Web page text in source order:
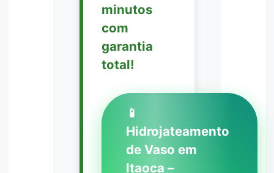
minutos
com
garantia
total!
📱
Hidrojateamento
de Vaso em
Itaoca –